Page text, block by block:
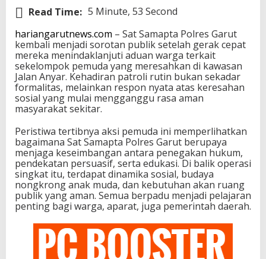
Read Time: 5 Minute, 53 Second
hariangarutnews.com – Sat Samapta Polres Garut
kembali menjadi sorotan publik setelah gerak cepat
mereka menindaklanjuti aduan warga terkait
sekelompok pemuda yang meresahkan di kawasan
Jalan Anyar. Kehadiran patroli rutin bukan sekadar
formalitas, melainkan respon nyata atas keresahan
sosial yang mulai mengganggu rasa aman
masyarakat sekitar.
Peristiwa tertibnya aksi pemuda ini memperlihatkan
bagaimana Sat Samapta Polres Garut berupaya
menjaga keseimbangan antara penegakan hukum,
pendekatan persuasif, serta edukasi. Di balik operasi
singkat itu, terdapat dinamika sosial, budaya
nongkrong anak muda, dan kebutuhan akan ruang
publik yang aman. Semua berpadu menjadi pelajaran
penting bagi warga, aparat, juga pemerintah daerah.